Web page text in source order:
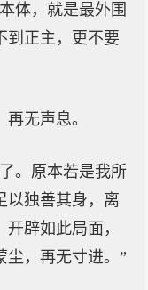
体，就是最外围
到正主，更不要
无声息。
。原本若是我所
以独善其身，离
辟如此局面，
尘，再无寸进。”